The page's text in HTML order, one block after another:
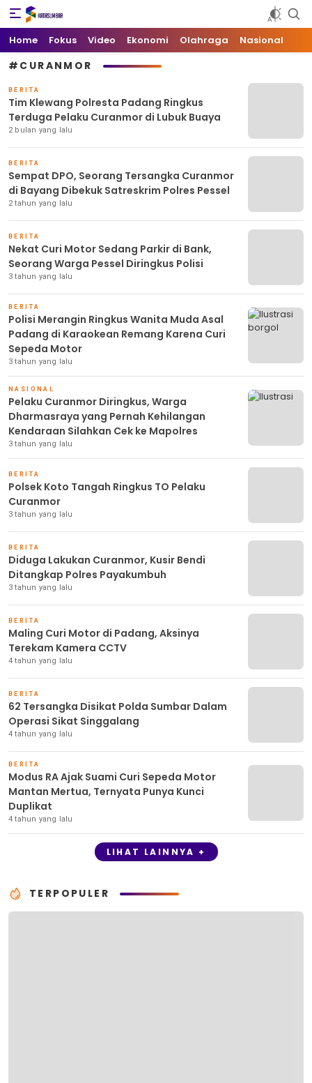
Kata Sumbar
Berita Sumbar Hari Ini
Home Fokus Video Ekonomi Olahraga Nasional
#CURANMOR
BERITA
Tim Klewang Polresta Padang Ringkus
Terduga Pelaku Curanmor di Lubuk Buaya
2 bulan yang lalu
BERITA
Sempat DPO, Seorang Tersangka Curanmor
di Bayang Dibekuk Satreskrim Polres Pessel
2 tahun yang lalu
BERITA
Nekat Curi Motor Sedang Parkir di Bank,
Seorang Warga Pessel Diringkus Polisi
3 tahun yang lalu
BERITA
Polisi Merangin Ringkus Wanita Muda Asal
Padang di Karaokean Remang Karena Curi
Sepeda Motor
3 tahun yang lalu
NASIONAL
Pelaku Curanmor Diringkus, Warga
Dharmasraya yang Pernah Kehilangan
Kendaraan Silahkan Cek ke Mapolres
3 tahun yang lalu
BERITA
Polsek Koto Tangah Ringkus TO Pelaku
Curanmor
3 tahun yang lalu
BERITA
Diduga Lakukan Curanmor, Kusir Bendi
Ditangkap Polres Payakumbuh
3 tahun yang lalu
BERITA
Maling Curi Motor di Padang, Aksinya
Terekam Kamera CCTV
4 tahun yang lalu
BERITA
62 Tersangka Disikat Polda Sumbar Dalam
Operasi Sikat Singgalang
4 tahun yang lalu
BERITA
Modus RA Ajak Suami Curi Sepeda Motor
Mantan Mertua, Ternyata Punya Kunci
Duplikat
4 tahun yang lalu
LIHAT LAINNYA +
TERPOPULER